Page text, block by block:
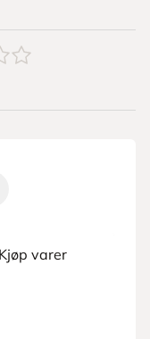
Kjøp varer